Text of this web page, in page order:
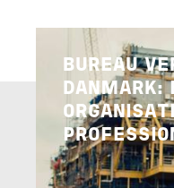
BUREAU
DANMARK: